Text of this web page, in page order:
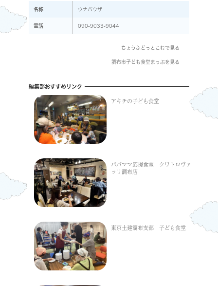
名称 ウナパウザ
電話 090-9033-9044
ちょうふどっとこむで見る
調布市子ども食堂まっぷを見る
編集部おすすめリンク
アキチの子ども食堂
パパママ応援食堂 クワトロヴァ
ッリ調布店
東京土建調布支部 子ども食堂